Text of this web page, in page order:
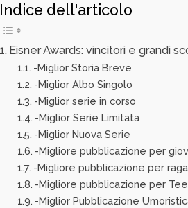
Indice dell'articolo
Eisner Awards: vincitori e grandi
-Miglior Storia Breve
-Miglior Albo Singolo
-Miglior serie in corso
-Miglior Serie Limitata
-Miglior Nuova Serie
-Migliore pubblicazione per
-Migliore pubblicazione per
-Migliore pubblicazione per
-Miglior Pubblicazione